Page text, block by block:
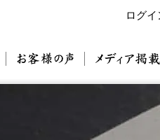
ログイ
よくあるご質問 お客様の声